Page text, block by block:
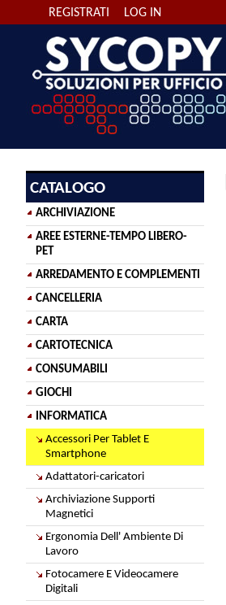
LOG IN
REGISTRATI
CATALOGO
ARCHIVIAZIONE
AREE ESTERNE-TEMPO LIBERO-
PET
ARREDAMENTO E COMPLEMENTI
CANCELLERIA
CARTA
CARTOTECNICA
CONSUMABILI
GIOCHI
INFORMATICA
Accessori Per Tablet E
Smartphone
Adattatori-caricatori
Archiviazione Supporti
Magnetici
Ergonomia Dell' Ambiente Di
Lavoro
Fotocamere E Videocamere
Digitali